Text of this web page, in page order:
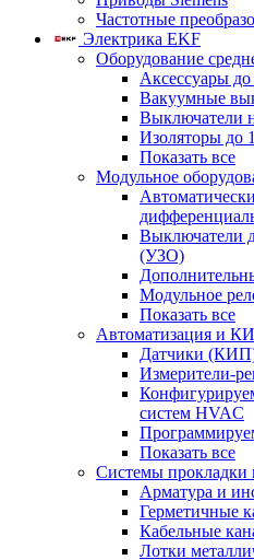
Частотные
Электрика EKF
Оборудование
Аксессуары
Вакуумные
Выключатели
Изоляторы до
Показать все
Модульное
Выключатели
(УЗО)
Модульное
Показать все
Автоматизация и
Датчики
Измерители-
систем HVAC
Показать все
Системы прокладки
Арматура и
Герметичные
Кабельные
Лотки